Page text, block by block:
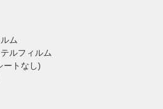
ム
ルフィルム
ートなし)